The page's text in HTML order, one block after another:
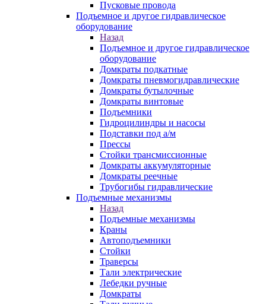
Пусковые провода
Подъемное и другое гидравлическое
оборудование
Назад
Подъемное и другое гидравлическое
оборудование
Домкраты подкатные
Домкраты пневмогидравлические
Домкраты бутылочные
Домкраты винтовые
Подъемники
Гидроцилиндры и насосы
Подставки под а/м
Прессы
Стойки трансмиссионные
Домкраты аккумуляторные
Домкраты реечные
Трубогибы гидравлические
Подъемные механизмы
Назад
Подъемные механизмы
Краны
Автоподъемники
Стойки
Траверсы
Тали электрические
Лебедки ручные
Домкраты